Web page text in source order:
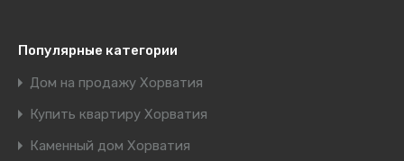
Популярные категории
Дом на продажу Хорватия
Купить квартиру Хорватия
Каменный дом Хорватия